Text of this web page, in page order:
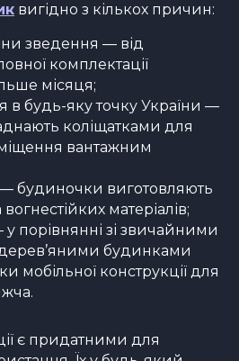
вигідно з кількох причин:
зведення — від
комплектації
місяця;
в будь-яку точку України —
коліщатками для
вантажним
будиночки виготовляють
вогнестійких матеріалів;
порівнянні зі звичайними
будинками
мобільної конструкції для
є придатними для